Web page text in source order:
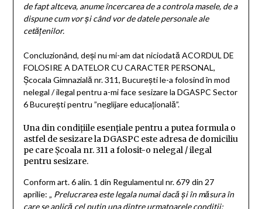
de fapt altceva, anume încercarea de a controla masele, de a
dispune cum vor și când vor de datele personale ale
cetățenilor.
Concluzionând, deși nu mi-am dat niciodată ACORDUL DE
FOLOSIRE A DATELOR CU CARACTER PERSONAL,
Școcala Gimnazială nr. 311, București le-a folosind în mod
nelegal / ilegal pentru a-mi face sesizare la DGASPC Sector
6 București pentru ”neglijare educațională”.
Una din condițiile esențiale pentru a putea formula o
astfel de sesizare la DGASPC este adresa de domiciliu
pe care Școala nr. 311 a folosit-o nelegal / ilegal
pentru sesizare.
Conform art. 6 alin. 1 din Regulamentul nr. 679 din 27
aprilie: „ Prelucrarea este legala numai dacă și în măsura în
care se aplică cel putin una dintre urmatoarele conditii: